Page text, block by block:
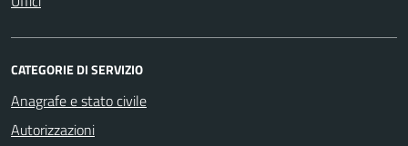
CATEGORIE DI SERVIZIO
Anagrafe e stato civile
Autorizzazioni